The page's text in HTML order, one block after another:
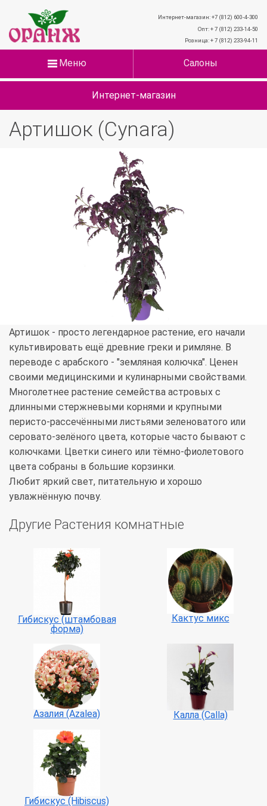
Интернет-магазин: +7 (812) 600-4-300
Опт: + 7 (812) 233-14-50
Розница: + 7 (812) 233-94-11
Меню Салоны
Интернет-магазин
Артишок (Сynara)
Артишок - просто легендарное растение, его начали
культивировать ещё древние греки и римляне. В
переводе с арабского - "земляная колючка". Ценен
своими медицинскими и кулинарными свойствами.
Многолетнее растение семейства астровых с
длинными стержневыми корнями и крупными
перисто-рассечёнными листьями зеленоватого или
серовато-зелёного цвета, которые часто бывают с
колючками. Цветки синего или тёмно-фиолетового
цвета собраны в большие корзинки.
Любит яркий свет, питательную и хорошо
увлажнённую почву.
Другие Растения комнатные
Гибискус (штамбовая
форма)
Кактус микс
Азалия (Azalea) Калла (Calla)
Гибискус (Hibiscus)